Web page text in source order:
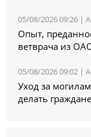
05/08/2026 09:26 |
Опыт,
ветврача из
05/08/2026 09:02 |
Уход за
делать